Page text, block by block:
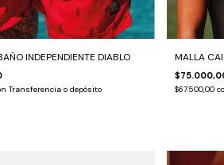
INDEPENDIENTE DIABLO
Transferencia o depósito
MALLA
$67.500,00